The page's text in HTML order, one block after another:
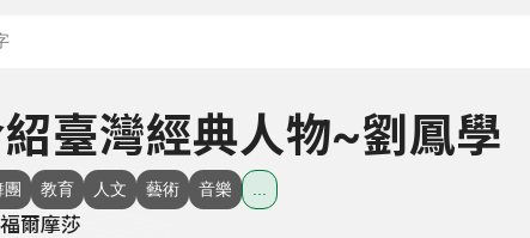
臺灣經典人物~劉鳳學
教育 人文 藝術 音樂
爾摩莎